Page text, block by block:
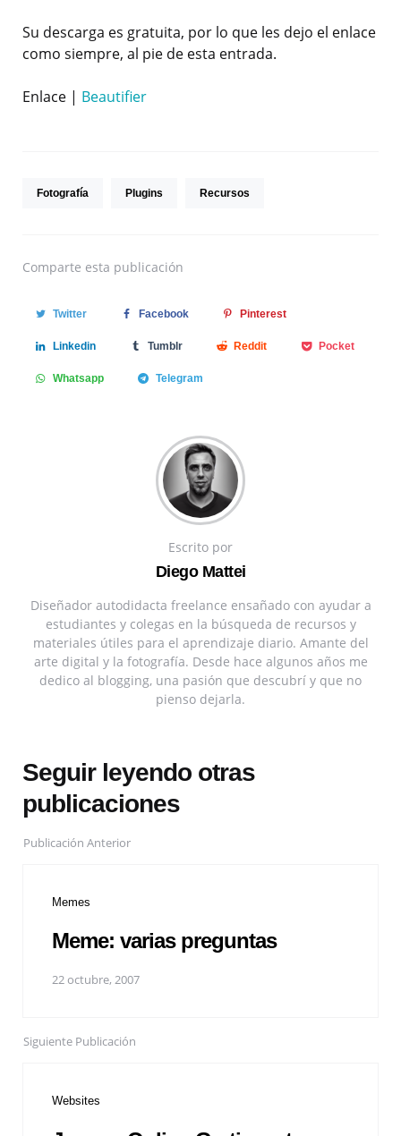
Su descarga es gratuita, por lo que les dejo el enlace
como siempre, al pie de esta entrada.
Enlace | Beautifier
Fotografía Plugins Recursos
Comparte esta publicación
Twitter Facebook Pinterest
Linkedin Tumblr Reddit Pocket
Whatsapp Telegram
Escrito por
Diego Mattei
Diseñador autodidacta freelance ensañado con ayudar a
estudiantes y colegas en la búsqueda de recursos y
materiales útiles para el aprendizaje diario. Amante del
arte digital y la fotografía. Desde hace algunos años me
dedico al blogging, una pasión que descubrí y que no
pienso dejarla.
Seguir leyendo otras
publicaciones
Publicación Anterior
Memes
Meme: varias preguntas
22 octubre, 2007
Siguiente Publicación
Websites